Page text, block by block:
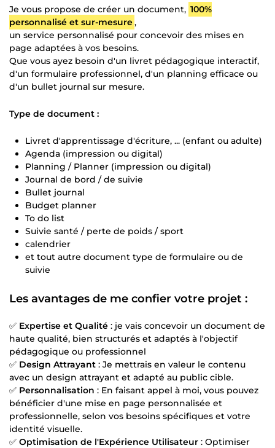
Je vous propose de créer un document, 100%
personnalisé et sur-mesure,
un service personnalisé pour concevoir des mises en
page adaptées à vos besoins.
Que vous ayez besoin d'un livret pédagogique interactif,
d'un formulaire professionnel, d'un planning efficace ou
d'un bullet journal sur mesure.
Type de document :
Livret d'apprentissage d'écriture, ... (enfant ou adulte)
Agenda (impression ou digital)
Planning / Planner (impression ou digital)
Journal de bord / de suivie
Bullet journal
Budget planner
To do list
Suivie santé / perte de poids / sport
calendrier
et tout autre document type de formulaire ou de
suivie
Les avantages de me confier votre projet :
✅ Expertise et Qualité : je vais concevoir un document de
haute qualité, bien structurés et adaptés à l'objectif
pédagogique ou professionnel
✅ Design Attrayant : Je mettrais en valeur le contenu
avec un design attrayant et adapté au public cible.
✅ Personnalisation : En faisant appel à moi, vous pouvez
bénéficier d'une mise en page personnalisée et
professionnelle, selon vos besoins spécifiques et votre
identité visuelle.
✅ Optimisation de l'Expérience Utilisateur : Optimiser